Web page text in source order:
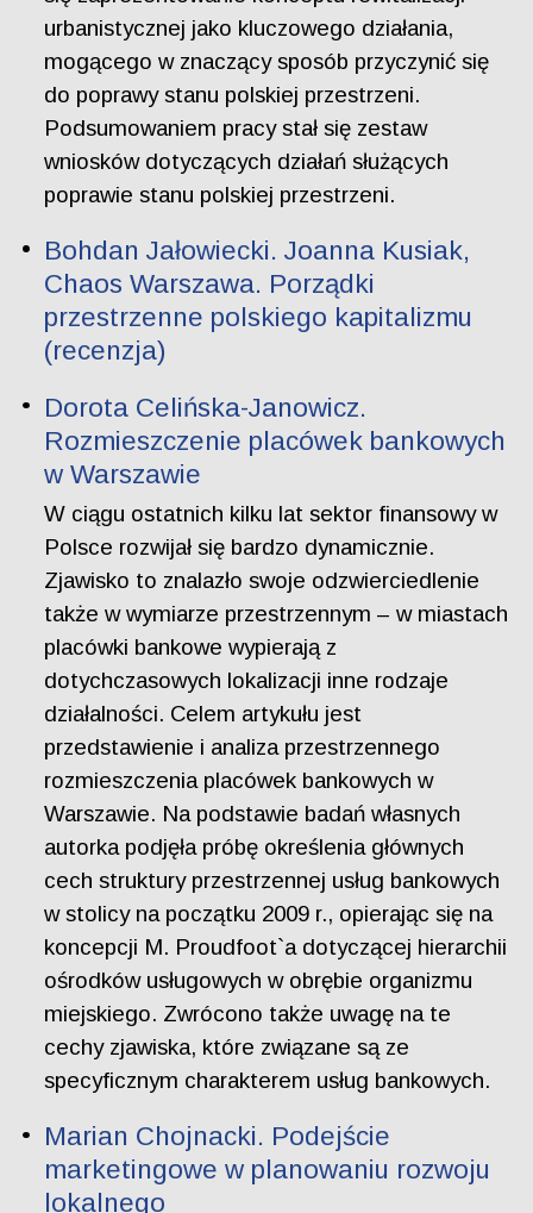
urbanistycznej jako kluczowego działania,
mogącego w znaczący sposób przyczynić się
do poprawy stanu polskiej przestrzeni.
Podsumowaniem pracy stał się zestaw
wniosków dotyczących działań służących
poprawie stanu polskiej przestrzeni.
Bohdan Jałowiecki. Joanna Kusiak,
Chaos Warszawa. Porządki
przestrzenne polskiego kapitalizmu
(recenzja)
Dorota Celińska-Janowicz.
Rozmieszczenie placówek bankowych
w Warszawie
W ciągu ostatnich kilku lat sektor finansowy w
Polsce rozwijał się bardzo dynamicznie.
Zjawisko to znalazło swoje odzwierciedlenie
także w wymiarze przestrzennym – w miastach
placówki bankowe wypierają z
dotychczasowych lokalizacji inne rodzaje
działalności. Celem artykułu jest
przedstawienie i analiza przestrzennego
rozmieszczenia placówek bankowych w
Warszawie. Na podstawie badań własnych
autorka podjęła próbę określenia głównych
cech struktury przestrzennej usług bankowych
w stolicy na początku 2009 r., opierając się na
koncepcji M. Proudfoot`a dotyczącej hierarchii
ośrodków usługowych w obrębie organizmu
miejskiego. Zwrócono także uwagę na te
cechy zjawiska, które związane są ze
specyficznym charakterem usług bankowych.
Marian Chojnacki. Podejście
marketingowe w planowaniu rozwoju
lokalnego